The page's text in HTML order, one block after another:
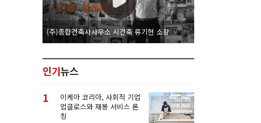
(주)종합건축사사무소 시건축 류기현 소장
인기뉴스
1
이케아 코리아, 사회적 기업
업클로스와 재봉 서비스 론
칭